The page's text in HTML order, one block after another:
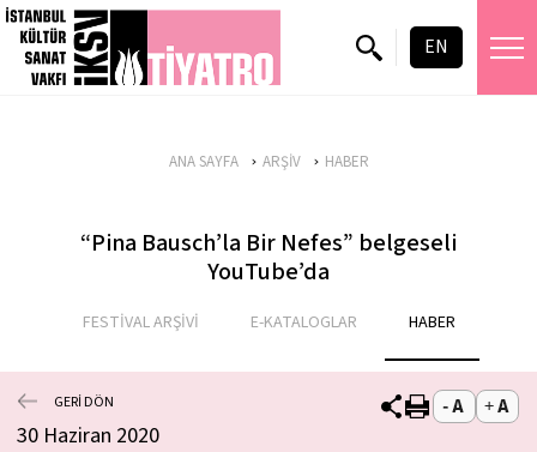
EN
ANA SAYFA ARŞİV HABER
“Pina Bausch’la Bir Nefes” belgeseli
YouTube’da
FESTİVAL ARŞİVİ E-KATALOGLAR HABER
GERİ DÖN
30 Haziran 2020